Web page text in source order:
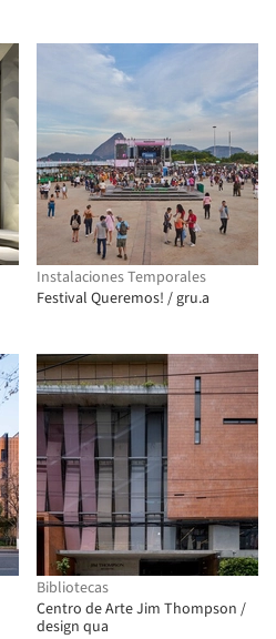
Instalaciones Temporales
Festival Queremos! / gru.a
Bibliotecas
Centro de Arte Jim Thompson /
design qua